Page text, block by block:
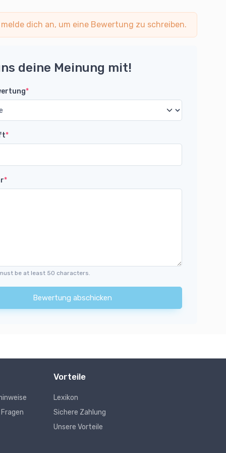
dich an, um eine Bewertung zu schreiben.
deine Meinung mit!
*
*
*
be at least 50 characters.
Bewertung abschicken
Vorteile
Lexikon
Sichere Zahlung
Unsere Vorteile